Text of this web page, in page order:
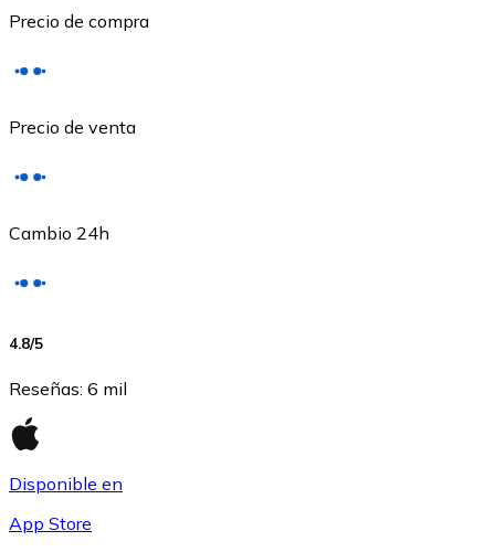
ETH
Precio de compra
Precio de venta
Cambio 24h
4.8/5
Reseñas: 6 mil
Disponible en
App Store